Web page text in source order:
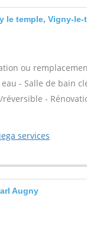
le temple, Vigny-le-
ou
- Salle de bain
-
services
Augny